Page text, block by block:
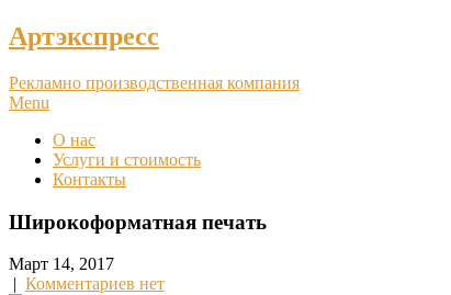
Артэкспресс
Рекламно производственная компания
Menu
О нас
Услуги и стоимость
Контакты
Широкоформатная печать
Март 14, 2017
| Комментариев нет